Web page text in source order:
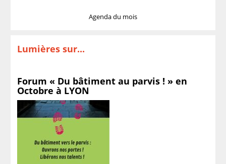
Agenda du mois
Lumières sur...
Forum « Du bâtiment au parvis ! » en
Octobre à LYON